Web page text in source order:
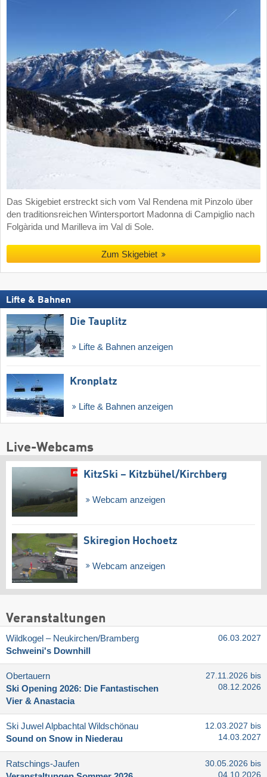
Das Skigebiet erstreckt sich vom Val Rendena mit Pinzolo über
den traditionsreichen Wintersportort Madonna di Campiglio nach
Folgàrida und Marilleva im Val di Sole.
Zum Skigebiet
Lifte & Bahnen
Die Tauplitz
Lifte & Bahnen anzeigen
Kronplatz
Lifte & Bahnen anzeigen
Live-Webcams
KitzSki – Kitzbühel/​Kirchberg
Webcam anzeigen
Skiregion Hochoetz
Webcam anzeigen
Veranstaltungen
Wildkogel – Neukirchen/​Bramberg
Schweini's Downhill
06.03.2027
Obertauern
Ski Opening 2026: Die Fantastischen
Vier & Anastacia
27.11.2026 bis
08.12.2026
Ski Juwel Alpbachtal Wildschönau
Sound on Snow in Niederau
12.03.2027 bis
14.03.2027
Ratschings-Jaufen
30.05.2026 bis
04.10.2026